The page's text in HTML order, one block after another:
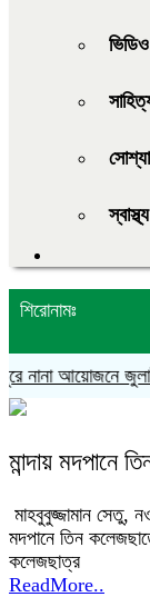
ভিডিও
স্বাস্থ্য
শিরোনামঃ
নানা আয়োজনে
মান্দায় মদপানে
মাহবুবুজ্জামান সেতু,
মদপানে তিন
কলেজছাত্র
ReadMore..